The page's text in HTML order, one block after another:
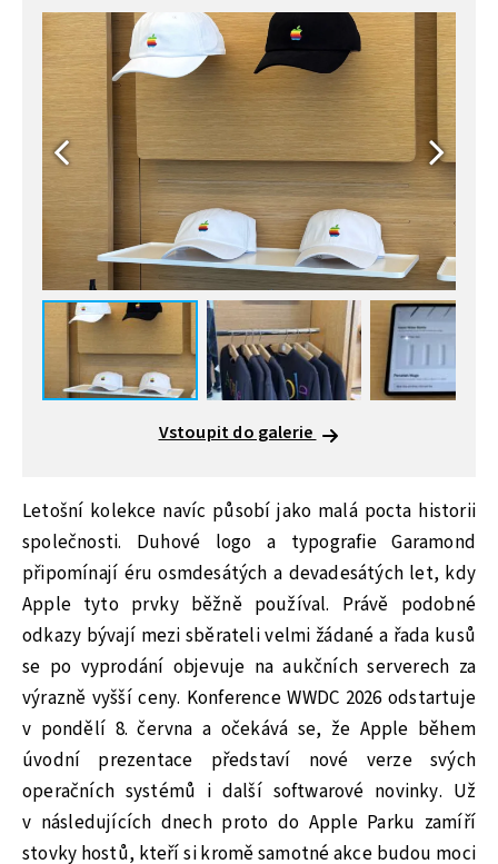
Vstoupit do galerie
Letošní kolekce navíc působí jako malá pocta historii
společnosti. Duhové logo a typografie Garamond
připomínají éru osmdesátých a devadesátých let, kdy
Apple tyto prvky běžně používal. Právě podobné
odkazy bývají mezi sběrateli velmi žádané a řada kusů
se po vyprodání objevuje na aukčních serverech za
výrazně vyšší ceny. Konference WWDC 2026 odstartuje
v pondělí 8. června a očekává se, že Apple během
úvodní prezentace představí nové verze svých
operačních systémů i další softwarové novinky. Už
v následujících dnech proto do Apple Parku zamíří
stovky hostů, kteří si kromě samotné akce budou moci